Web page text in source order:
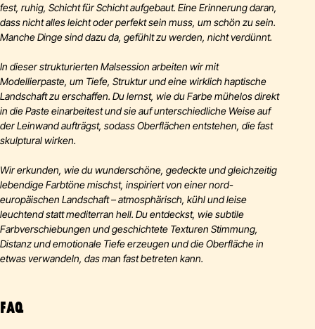
fest, ruhig, Schicht für Schicht aufgebaut. Eine Erinnerung daran,
dass nicht alles leicht oder perfekt sein muss, um schön zu sein.
Manche Dinge sind dazu da, gefühlt zu werden, nicht verdünnt.
In dieser strukturierten Malsession arbeiten wir mit
Modellierpaste, um Tiefe, Struktur und eine wirklich haptische
Landschaft zu erschaffen. Du lernst, wie du Farbe mühelos direkt
in die Paste einarbeitest und sie auf unterschiedliche Weise auf
der Leinwand aufträgst, sodass Oberflächen entstehen, die fast
skulptural wirken.
Wir erkunden, wie du wunderschöne, gedeckte und gleichzeitig
lebendige Farbtöne mischst, inspiriert von einer nord-
europäischen Landschaft – atmosphärisch, kühl und leise
leuchtend statt mediterran hell. Du entdeckst, wie subtile
Farbverschiebungen und geschichtete Texturen Stimmung,
Distanz und emotionale Tiefe erzeugen und die Oberfläche in
etwas verwandeln, das man fast betreten kann.
FAQ